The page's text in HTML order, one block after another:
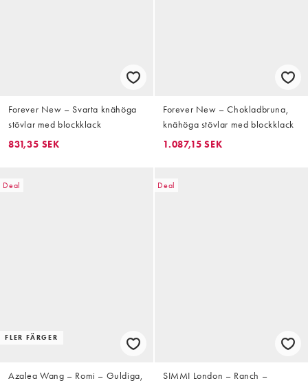
Forever New – Svarta knähöga
stövlar med blockklack
831,35 SEK
Forever New – Chokladbruna,
knähöga stövlar med blockklack
1.087,15 SEK
Deal
FLER FÄRGER
Azalea Wang – Romi – Guldiga,
Deal
SIMMI London – Ranch –